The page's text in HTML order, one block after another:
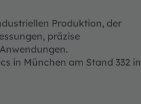
Produktion, der
präzise
in München am Stand 332 in